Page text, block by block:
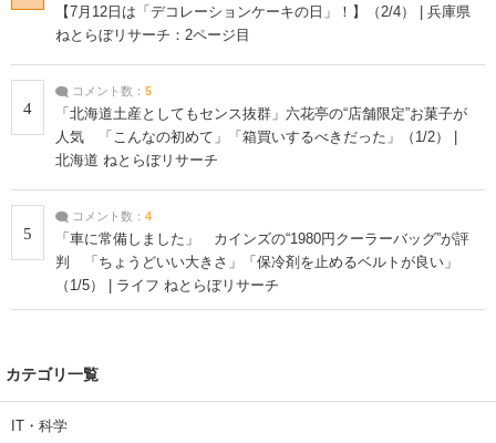
【7月12日は「デコレーションケーキの日」！】（2/4） | 兵庫県
ねとらぼリサーチ：2ページ目
4
コメント数： 5
「北海道土産としてもセンス抜群」六花亭の“店舗限定”お菓子が
人気 「こんなの初めて」「箱買いするべきだった」（1/2） |
北海道 ねとらぼリサーチ
5
コメント数： 4
「車に常備しました」 カインズの“1980円クーラーバッグ”が評
判 「ちょうどいい大きさ」「保冷剤を止めるベルトが良い」
（1/5） | ライフ ねとらぼリサーチ
カテゴリ一覧
IT・科学